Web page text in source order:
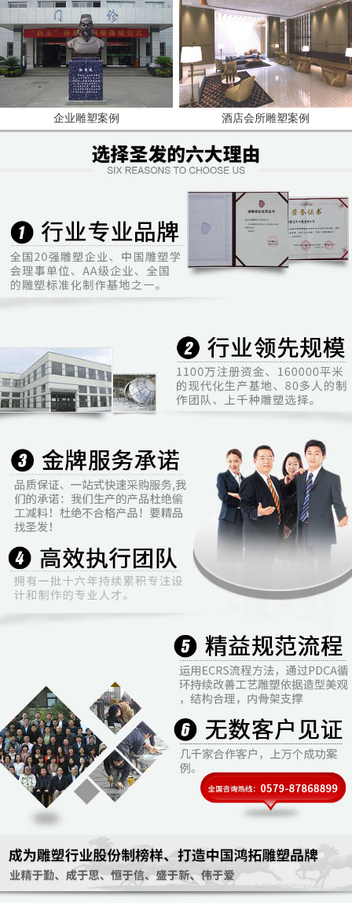
企业雕塑案例 酒店会所雕塑案例